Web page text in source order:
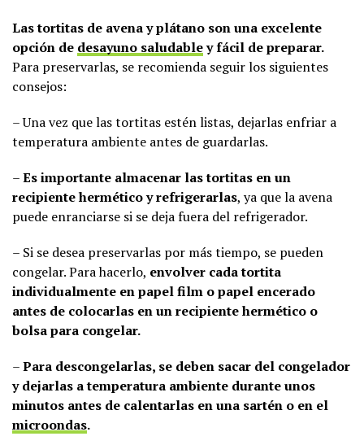
Las tortitas de avena y plátano son una excelente
opción de desayuno saludabley fácil de preparar.
Para preservarlas, se recomienda seguir los siguientes
consejos:
– Una vez que las tortitas estén listas, dejarlas enfriar a
temperatura ambiente antes de guardarlas.
–Es importante almacenar las tortitas en un
recipiente hermético y refrigerarlas, ya que la avena
puede enranciarse si se deja fuera del refrigerador.
– Si se desea preservarlas por más tiempo, se pueden
congelar. Para hacerlo, envolver cada tortita
individualmente en papel film o papel encerado
antes de colocarlas en un recipiente hermético o
bolsa para congelar.
–Para descongelarlas, se deben sacar del congelador
y dejarlas a temperatura ambiente durante unos
minutos antes de calentarlas en una sartén o en el
microondas.